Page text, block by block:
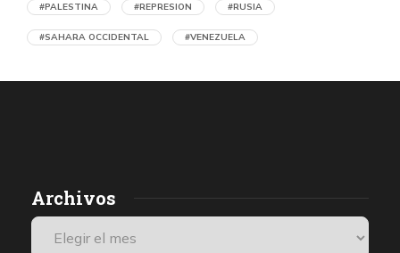
Ejecución de niños palestinos con un solo
con una única herida de bala en la cabeza o el pecho, un indicio
de que habían sido blanco de ataques deliberados. Así se
desprende de una investigación de De Volkskrant, que habló con
#PALESTINA #REPRESION #RUSIA
#SAHARA OCCIDENTAL #VENEZUELA
Archivos